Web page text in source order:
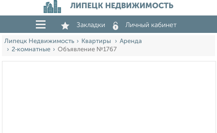
ЛИПЕЦК НЕДВИЖИМОСТЬ
Закладки Личный кабинет
Липецк Недвижимость Квартиры
Аренда
2‑комнатные
Объявление №1767